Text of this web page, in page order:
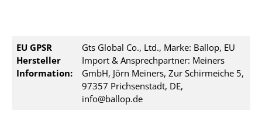
EU GPSR
Hersteller
Information:
Gts Global Co., Ltd., Marke: Ballop, EU
Import & Ansprechpartner: Meiners
GmbH, Jörn Meiners, Zur Schirmeiche 5,
97357 Prichsenstadt, DE,
info@ballop.de